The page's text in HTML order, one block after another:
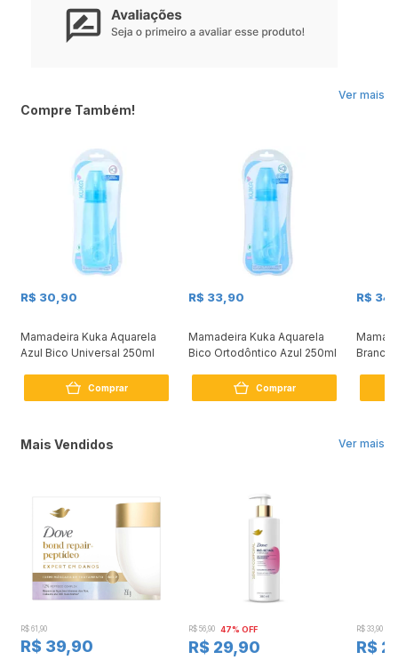
Ver mais
Compre Também!
R$ 30,90
Mamadeira Kuka Aquarela
Azul Bico Universal 250ml
Comprar
R$ 33,90
Mamadeira Kuka Aquarela
Bico Ortodôntico Azul 250ml
Comprar
R$
Branca
Ver mais
Mais Vendidos
R$ 61,90
R$ 39,90
R$ 56,90 47% OFF
R$ 29,90
R$ 33,90
R$